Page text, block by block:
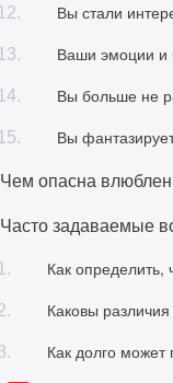
Вы стали
Ваши эмоции и
Вы больше не
Вы
Чем опасна
Часто задаваемые
Как определить,
Каковы
Как долго может